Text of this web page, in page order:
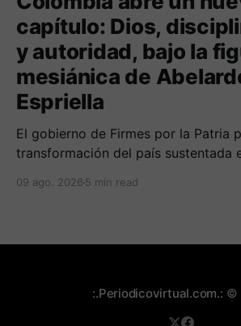
capítulo: Dios,
y autoridad, bajo la
mesiánica de
Espriella
El gobierno de Firmes por la Patria
transformación del país sustentada
una mayor presencia de los
09 ago. 2026 5 min read
:.Periodicovirtual.com.: ©